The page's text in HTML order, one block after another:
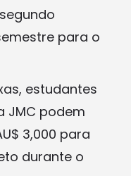
para o
estudantes
JMC podem
3,000 para
durante o